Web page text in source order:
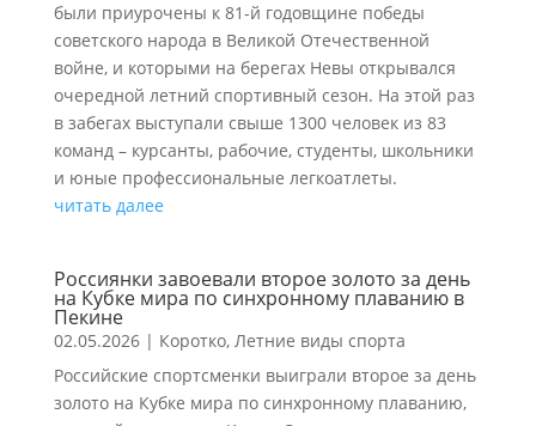
были приурочены к 81-й годовщине победы
советского народа в Великой Отечественной
войне, и которыми на берегах Невы открывался
очередной летний спортивный сезон. На этой раз
в забегах выступали свыше 1300 человек из 83
команд – курсанты, рабочие, студенты, школьники
и юные профессиональные легкоатлеты.
читать далее
Россиянки завоевали второе золото за день
на Кубке мира по синхронному плаванию в
Пекине
02.05.2026| Коротко, Летние виды спорта
Российские спортсменки выиграли второе за день
золото на Кубке мира по синхронному плаванию,